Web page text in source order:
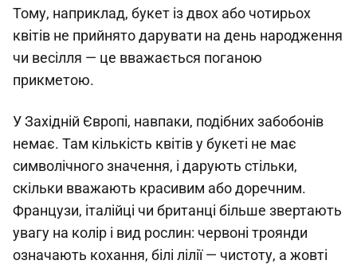
Тому, наприклад, букет із двох або чотирьох
квітів не прийнято дарувати на день народження
чи весілля — це вважається поганою
прикметою.
У Західній Європі, навпаки, подібних забобонів
немає. Там кількість квітів у букеті не має
символічного значення, і дарують стільки,
скільки вважають красивим або доречним.
Французи, італійці чи британці більше звертають
увагу на колір і вид рослин: червоні троянди
означають кохання, білі лілії — чистоту, а жовті